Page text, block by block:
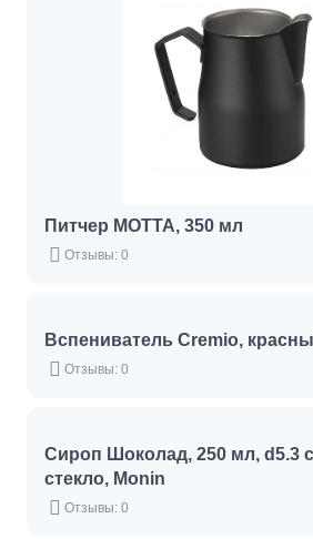
Питчер MOTTA, 350 мл
Отзывы: 0
Вспениватель Cremio,
Отзывы: 0
Сироп Шоколад, 250 мл, d5.3
стекло, Monin
Отзывы: 0